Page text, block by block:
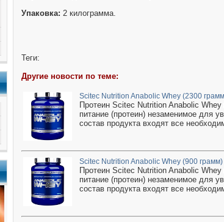
Упаковка: 2 килограмма.
Теги:
Другие новости по теме:
Scitec Nutrition Anabolic Whey (2300
Протеин Scitec Nutrition Anabolic
питание (протеин) незаменимое для
состав продукта входят все
Scitec Nutrition Anabolic Whey (900 грамм)
Протеин Scitec Nutrition Anabolic
питание (протеин) незаменимое для
состав продукта входят все